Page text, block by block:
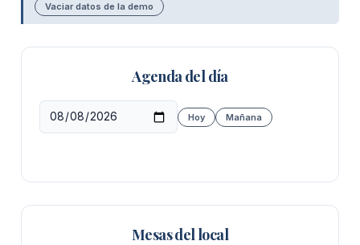
Vaciar datos de la demo
Agenda del día
Hoy Mañana
Mesas del local